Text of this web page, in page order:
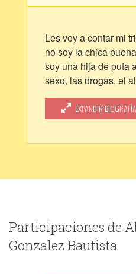
Les voy a contar mi
no soy la chica
soy una hija de puta
sexo, las drogas, el
tatuajes, las
decisiones.
Me llamo Abril, tengo
esquizofrenica), me
corazón otras mil.
Todo en mi vida iba
hasta que lo conocí
EXPANDIR BIOGRAFÍA
Participaciones de
Gonzalez Bautista